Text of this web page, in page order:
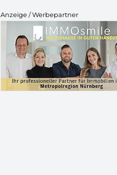
Anzeige / Werbepartner